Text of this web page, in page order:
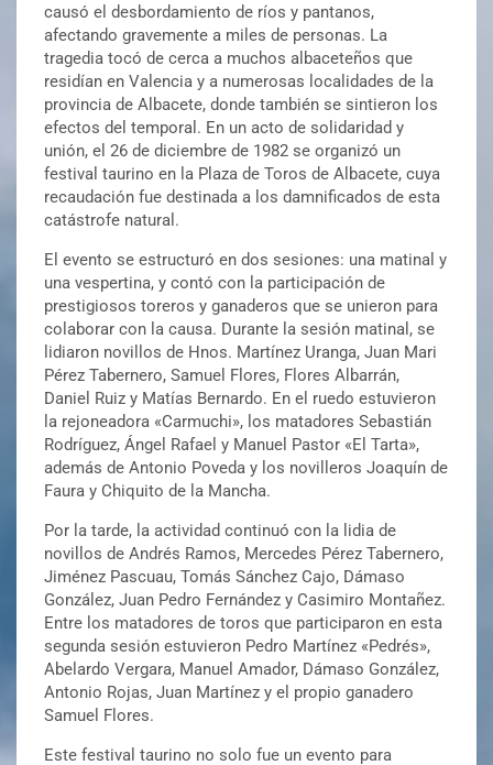
causó el desbordamiento de ríos y pantanos,
afectando gravemente a miles de personas. La
tragedia tocó de cerca a muchos albaceteños que
residían en Valencia y a numerosas localidades de la
provincia de Albacete, donde también se sintieron los
efectos del temporal. En un acto de solidaridad y
unión, el 26 de diciembre de 1982 se organizó un
festival taurino en la Plaza de Toros de Albacete, cuya
recaudación fue destinada a los damnificados de esta
catástrofe natural.
El evento se estructuró en dos sesiones: una matinal y
una vespertina, y contó con la participación de
prestigiosos toreros y ganaderos que se unieron para
colaborar con la causa. Durante la sesión matinal, se
lidiaron novillos de Hnos. Martínez Uranga, Juan Mari
Pérez Tabernero, Samuel Flores, Flores Albarrán,
Daniel Ruiz y Matías Bernardo. En el ruedo estuvieron
la rejoneadora «Carmuchi», los matadores Sebastián
Rodríguez, Ángel Rafael y Manuel Pastor «El Tarta»,
además de Antonio Poveda y los novilleros Joaquín de
Faura y Chiquito de la Mancha.
Por la tarde, la actividad continuó con la lidia de
novillos de Andrés Ramos, Mercedes Pérez Tabernero,
Jiménez Pascuau, Tomás Sánchez Cajo, Dámaso
González, Juan Pedro Fernández y Casimiro Montañez.
Entre los matadores de toros que participaron en esta
segunda sesión estuvieron Pedro Martínez «Pedrés»,
Abelardo Vergara, Manuel Amador, Dámaso González,
Antonio Rojas, Juan Martínez y el propio ganadero
Samuel Flores.
Este festival taurino no solo fue un evento para